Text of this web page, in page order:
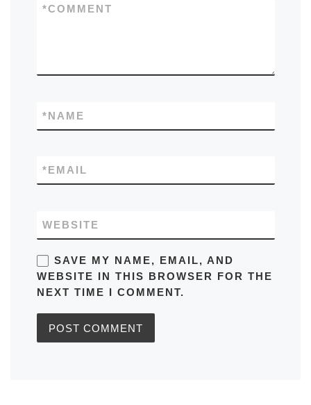
COMMENT
*
NAME
*
EMAIL
*
WEBSITE
SAVE MY NAME, EMAIL, AND
WEBSITE IN THIS BROWSER FOR THE
NEXT TIME I COMMENT.